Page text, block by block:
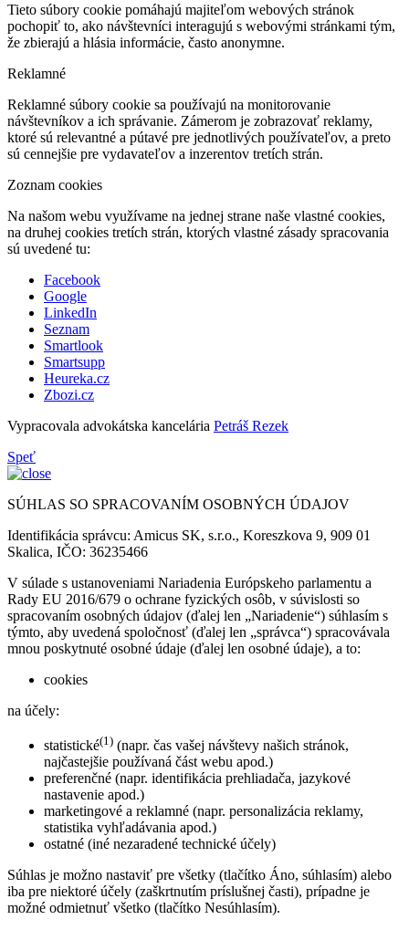
Tieto súbory cookie pomáhajú majiteľom webových stránok
pochopiť to, ako návštevníci interagujú s webovými stránkami tým,
že zbierajú a hlásia informácie, často anonymne.
Reklamné
Reklamné súbory cookie sa používajú na monitorovanie
návštevníkov a ich správanie. Zámerom je zobrazovať reklamy,
ktoré sú relevantné a pútavé pre jednotlivých používateľov, a preto
sú cennejšie pre vydavateľov a inzerentov tretích strán.
Zoznam cookies
Na našom webu využívame na jednej strane naše vlastné cookies,
na druhej cookies tretích strán, ktorých vlastné zásady spracovania
sú uvedené tu:
Facebook
Google
LinkedIn
Seznam
Smartlook
Smartsupp
Heureka.cz
Zbozi.cz
Vypracovala advokátska kancelária Petráš Rezek
Speť
SÚHLAS SO SPRACOVANÍM OSOBNÝCH ÚDAJOV
Identifikácia správcu: Amicus SK, s.r.o., Koreszkova 9, 909 01
Skalica, IČO: 36235466
V súlade s ustanoveniami Nariadenia Európskeho parlamentu a
Rady EU 2016/679 o ochrane fyzických osôb, v súvislosti so
spracovaním osobných údajov (ďalej len „Nariadenie“) súhlasím s
týmto, aby uvedená spoločnosť (ďalej len „správca“) spracovávala
mnou poskytnuté osobné údaje (ďalej len osobné údaje), a to:
cookies
na účely:
statistické(1) (napr. čas vašej návštevy našich stránok,
najčastejšie používaná část webu apod.)
preferenčné (napr. identifikácia prehliadača, jazykové
nastavenie apod.)
marketingové a reklamné (napr. personalizácia reklamy,
statistika vyhľadávania apod.)
ostatné (iné nezaradené technické účely)
Súhlas je možno nastaviť pre všetky (tlačítko Áno, súhlasím) alebo
iba pre niektoré účely (zaškrtnutím príslušnej časti), prípadne je
možné odmietnuť všetko (tlačítko Nesúhlasím).